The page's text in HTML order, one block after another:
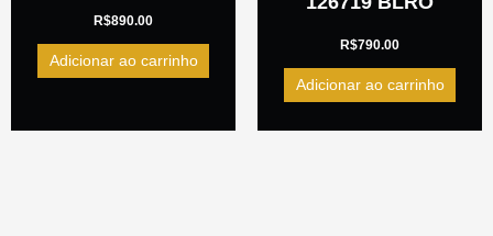
R$890.00
Adicionar ao carrinho
R$790.00
Adicionar ao carrinho